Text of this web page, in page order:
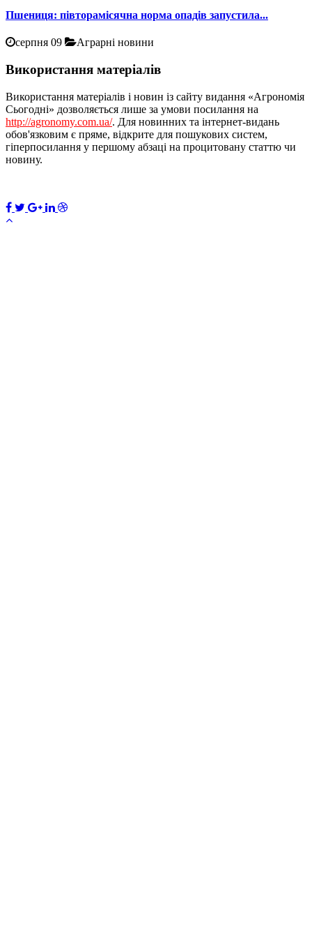
Пшениця: півторамісячна норма опадів запустила...
серпня 09 Аграрні новини
Використання матеріалів
Використання матеріалів і новин із сайту видання «Агрономія
Сьогодні» дозволяється лише за умови посилання на
http://agronomy.com.ua/. Для новинних та інтернет-видань
обов'язковим є пряме, відкрите для пошукових систем,
гіперпосилання у першому абзаці на процитовану статтю чи
новину.